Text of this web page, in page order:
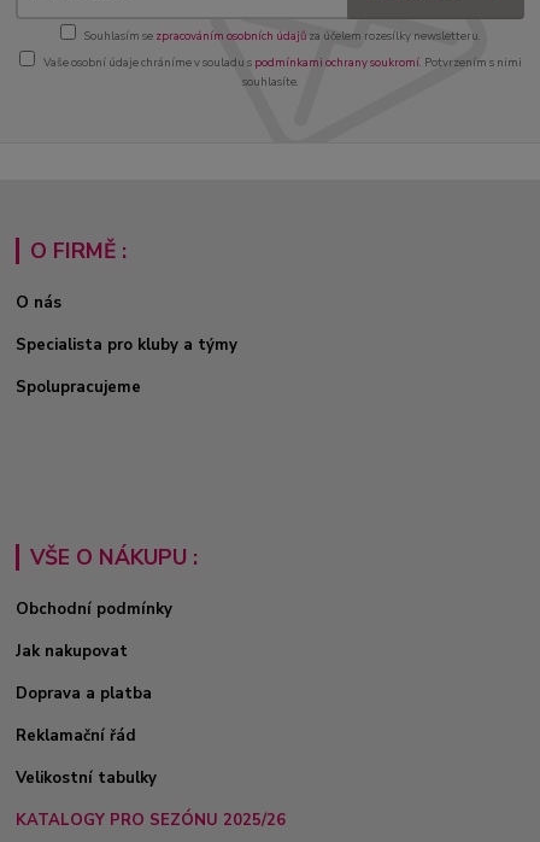
Souhlasím se zpracováním osobních údajůza účelem rozesílky newsletteru.
Vaše osobní údaje chráníme v souladu s podmínkami ochrany soukromí. Potvrzením s nimi
souhlasíte.
O FIRMĚ :
O nás
Specialista pro kluby a týmy
Spolupracujeme
VŠE O NÁKUPU :
Obchodní podmínky
Jak nakupovat
Doprava a platba
Reklamační řád
Velikostní tabulky
KATALOGY PRO SEZÓNU 2025/26